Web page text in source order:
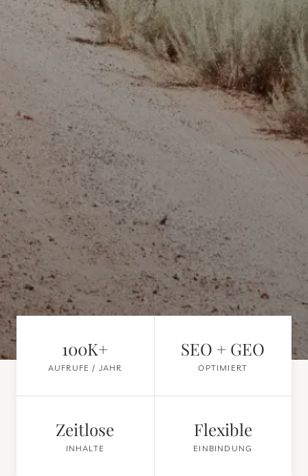
100K+
AUFRUFE / JAHR
SEO + GEO
OPTIMIERT
Zeitlose
INHALTE
Flexible
EINBINDUNG